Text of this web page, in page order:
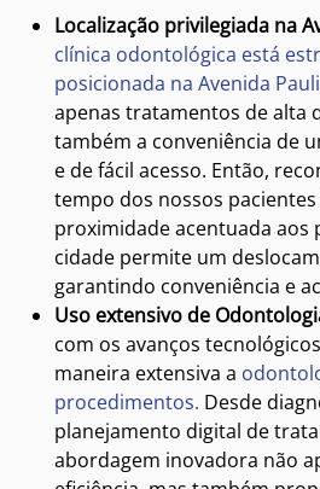
Localização privilegiada na
clínica odontológica está
posicionada na Avenida
apenas tratamentos de alta
também a conveniência de
e de fácil acesso. Então,
tempo dos nossos pacientes
proximidade acentuada aos
cidade permite um
garantindo conveniência e
Uso extensivo de
com os avanços
maneira extensiva a
procedimentos. Desde
planejamento digital de
abordagem inovadora não